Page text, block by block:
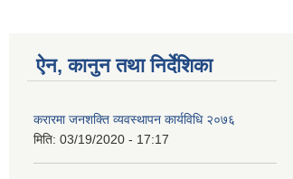
ऐन, कानुन तथा निर्देशिका
करारमा जनशक्ति व्यवस्थापन कार्यविधि २०७६
मिति: 03/19/2020 - 17:17